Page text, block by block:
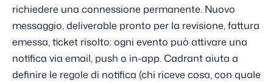
richiedere una connessione permanente. Nuovo
messaggio, deliverable pronto per la revisione, fattura
emessa, ticket risolto: ogni evento può attivare una
notifica via email, push o in-app. Cadrant aiuta a
definire le regole di notifica (chi riceve cosa, con quale